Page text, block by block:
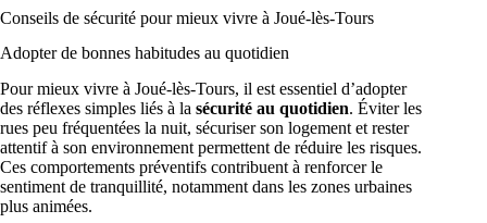
Conseils de sécurité pour mieux vivre à Joué-lès-Tours
Adopter de bonnes habitudes au quotidien
Pour mieux vivre à Joué-lès-Tours, il est essentiel d’adopter
des réflexes simples liés à la sécurité au quotidien. Éviter les
rues peu fréquentées la nuit, sécuriser son logement et rester
attentif à son environnement permettent de réduire les risques.
Ces comportements préventifs contribuent à renforcer le
sentiment de tranquillité, notamment dans les zones urbaines
plus animées.